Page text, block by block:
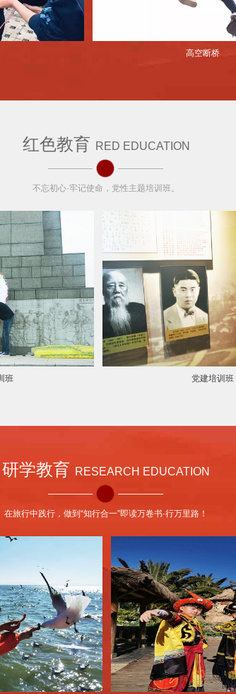
红色教育 RED EDUCATION
不忘初心·牢记使命，党性主题培训班。
研学教育 RESEARCH EDUCATION
在旅行中践行，做到“知行合一”即读万卷书·行万里路！